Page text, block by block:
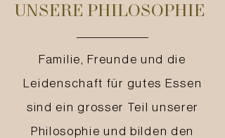
UNSERE PHILOSOPHIE
Familie, Freunde und die
Leidenschaft für gutes Essen
sind ein grosser Teil unserer
Philosophie und bilden den